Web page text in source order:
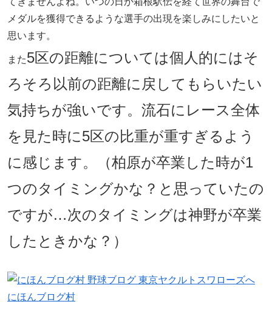
メダルを獲得できるような選手の出現を楽しみにしたいと
思います。
また5区の距離については個人的にはそ
ろそろ以前の距離に戻してもらいたい
気持ちが強いです。流石にレース全体
を見た時に5区の比重が重すぎるよう
に感じます。（柏原が卒業した時が1
つのタイミングかな？と思っていたの
ですが…次のタイミングは神野が卒業
したときかな？）
にほんブログ村